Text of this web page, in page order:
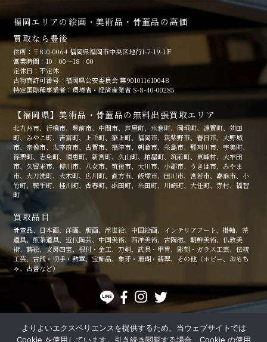
福岡エリアの絵画・美術品・骨董品の高価
買取なら豊後
住所：〒810-0064 福岡県福岡市中央区地行1-7-19-1Ｆ
営業時間：10：00～18：00
定休日：不定休
古物商許可番号：福岡県公安委員会 第901011610048
特定国際種事業者：環境省・経済産業省 S-8-40-00285
【福岡県】美術品・骨董品の無料出張買取エリア
北九州市、行橋市、豊前市、中間市、芦屋町、水巻町、岡垣町、遠賀町、苅田
町、みやこ町、吉富町、上毛町、築上町、福岡市、筑紫野市、春日市、大野城
市、宗像市、太宰府市、古賀市、福津市、朝倉市、糸島市、那珂川市、宇美町、
篠栗町、志免町、須恵町、新宮町、久山町、粕屋町、筑前町、東峰村、大牟田
市、久留米市、柳川市、八女市、筑後市、大川市、小郡市、うきは市、みやま
市、大刀洗町、大木町、広川町、直方市、飯塚市、田川市、宮若市、嘉麻市、小
竹町、鞍手町、桂川町、香春町、添田町、糸田町、川崎町、大任町、赤村、福智
町
買取品目
骨董品、日本画、洋画、版画、浮世絵、中国絵画、インテリアアート、掛軸、茶
道具、煎茶道具、近代陶芸、中国美術、西洋美術、古陶磁、朝鮮美術、仏教美
術、蒔絵、文房四宝、根付・金工、刀剣、武具・甲冑、彫刻・ガラス工芸、伝統
工芸、古銭・切手・勲章、宝飾品、象牙・珊瑚・翡翠、その他（ホビー、おもち
ゃ、古書など）
個人情報保護方針
特定商取引法に関する記述
よりよいエクスペリエンスを提供するため、当ウェブサイトでは
Cookie を使用しています。引き続き閲覧する場合、Cookie の使用